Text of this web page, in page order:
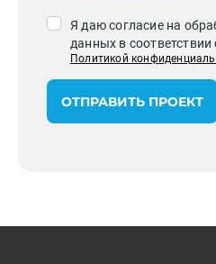
Я даю согласие на
данных в соответствии
Политикой
ОТПРАВИТЬ ПРОЕКТ